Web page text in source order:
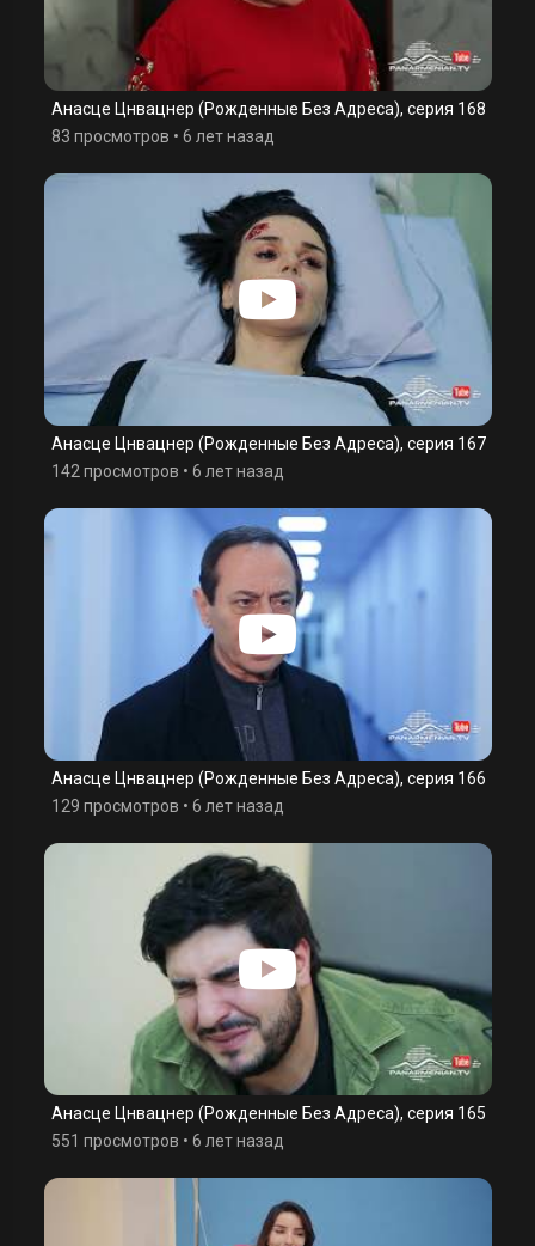
Анасце Цнвацнер (Рожденные Без Адреса), серия 168
83 просмотров • 6 лет назад
Анасце Цнвацнер (Рожденные Без Адреса), серия 167
142 просмотров • 6 лет назад
Анасце Цнвацнер (Рожденные Без Адреса), серия 166
129 просмотров • 6 лет назад
Анасце Цнвацнер (Рожденные Без Адреса), серия 165
551 просмотров • 6 лет назад